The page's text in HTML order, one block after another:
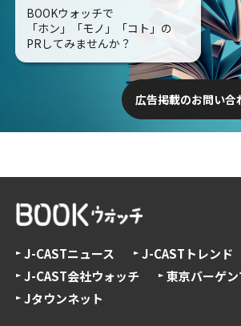
BOOKウォッチで
「ホン」「モノ」「コト」の
PRしてみませんか？
広告掲載のお問い合
J-CASTニュース
J-CASTトレンド
J-CAST会社ウォッチ
東京バーゲ
Jタウンネット